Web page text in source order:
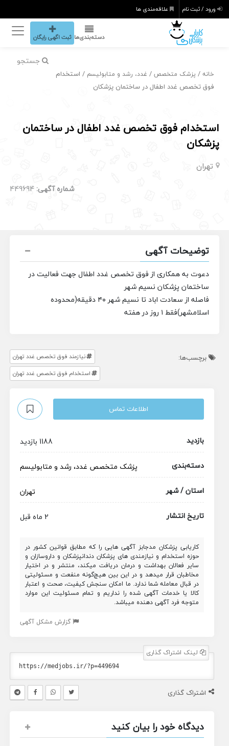
ورود / ثبت نام علاقه‌مندی ها
دسته‌بندی‌ها ثبت اگهی رایگان
جستجو
خانه / پزشک متخصص / غدد، رشد و متابولیسم / استخدام
فوق تخصص غدد اطفال در ساختمان پزشکان
استخدام فوق تخصص غدد اطفال در ساختمان
پزشکان
تهران
شماره آگهی: 449694
توضیحات آگهی
دعوت به همکاری از فوق تخصص غدد اطفال جهت فعالیت در
ساختمان پزشکان نسیم شهر
فاصله از سعادت اباد تا نسیم شهر ۴۰ دقیقه(محدوده
اسلامشهر)فقط ۱ روز در هفته
برچسب‌ها:
نیازمند فوق تخصص غدد تهران
استخدام فوق تخصص غدد تهران
اطلاعات تماس
بازدید
1188 بازدید
دسته‌بندی
پزشک متخصص غدد، رشد و متابولیسم
استان / شهر
تهران
تاریخ انتشار
2 ماه قبل
کاریابی پزشکان مدجابز آگهی هایی را که مطابق قوانین کشور در
حوزه استخدام و نیازمندی های پزشکان دندانپزشکان و داروسازان و
سایر فعالان بهداشت و درمان دریافت میکند، منتشر و در اختیار
مخاطبان قرار میدهد و در این بین هیچ‌گونه منفعت و مسئولیتی
در قبال معامله شما ندارد. ما امکان سنجش کیفیت، صحت و اعتبار
کالا یا خدمات آگهی شده را نداریم و تمام مسئولیت این موارد
متوجه فرد آگهی دهنده میباشد.
گزارش مشکل آگهی
لینک اشتراک گذاری
اشتراک گذاری
دیدگاه خود را بیان کنید